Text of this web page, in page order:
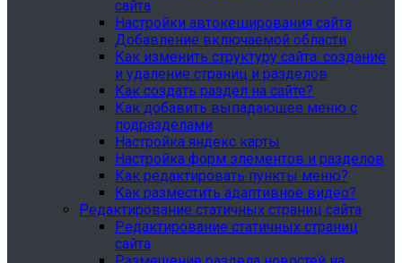
сайта
Настройки автокеширования сайта
Добавление включаемой области
Как изменить структуру сайта: создание
и удаление страниц и разделов
Как создать раздел на сайте?
Как добавить выпадающее меню с
подразделами
Настройка яндекс карты
Настройка форм элементов и разделов
Как редактировать пункты меню?
Как разместить адаптивное видео?
Редактирование статичных страниц сайта
Редактирование статичных страниц
сайта